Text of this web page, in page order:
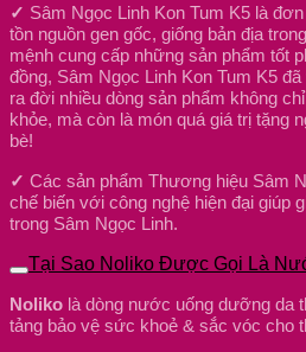
✓ Sâm Ngọc Linh Kon Tum K5 là
tồn nguồn gen gốc, giống bản địa
mệnh cung cấp những sản phẩm tốt
đồng, Sâm Ngọc Linh Kon Tum K5
ra đời nhiều dòng sản phẩm không
khỏe, mà còn là món quá giá trị tặng
bè!
✓ Các sản phẩm Thương hiệu Sâm
chế biến với công nghệ hiện đại giúp
trong Sâm Ngọc Linh.
Tại Sao Noliko Được Gọi Là
Noliko là dòng nước uống dưỡng da
tảng bảo vệ sức khoẻ & sắc vóc cho